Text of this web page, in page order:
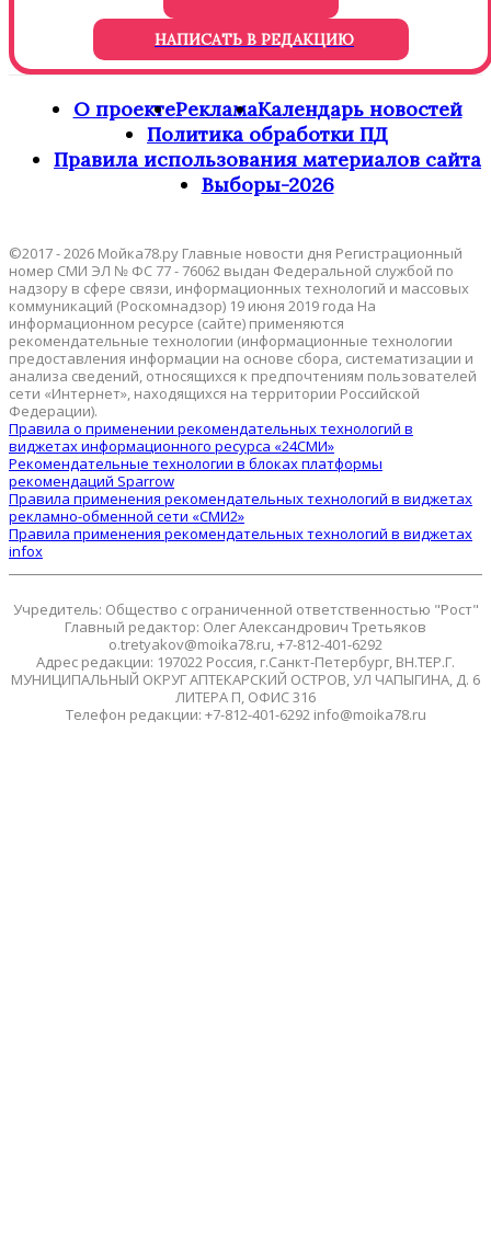
НАПИСАТЬ В РЕДАКЦИЮ
О проектеРекламаКалендарь новостей
Политика обработки ПД
Правила использования материалов сайта
Выборы-2026
©2017 - 2026 Мойка78.ру Главные новости дня Регистрационный
номер СМИ ЭЛ № ФС 77 - 76062 выдан Федеральной службой по
надзору в сфере связи, информационных технологий и массовых
коммуникаций (Роскомнадзор) 19 июня 2019 года На
информационном ресурсе (сайте) применяются
рекомендательные технологии (информационные технологии
предоставления информации на основе сбора, систематизации и
анализа сведений, относящихся к предпочтениям пользователей
сети «Интернет», находящихся на территории Российской
Федерации).
Правила о применении рекомендательных технологий в
виджетах информационного ресурса «24СМИ»
Рекомендательные технологии в блоках платформы
рекомендаций Sparrow
Правила применения рекомендательных технологий в виджетах
рекламно-обменной сети «СМИ2»
Правила применения рекомендательных технологий в виджетах
infox
Учредитель: Общество с ограниченной ответственностью "Рост"
Главный редактор: Олег Александрович Третьяков
o.tretyakov@moika78.ru, +7-812-401-6292
Адрес редакции: 197022 Россия, г.Санкт-Петербург, ВН.ТЕР.Г.
МУНИЦИПАЛЬНЫЙ ОКРУГ АПТЕКАРСКИЙ ОСТРОВ, УЛ ЧАПЫГИНА, Д. 6
ЛИТЕРА П, ОФИС 316
Телефон редакции: +7-812-401-6292 info@moika78.ru